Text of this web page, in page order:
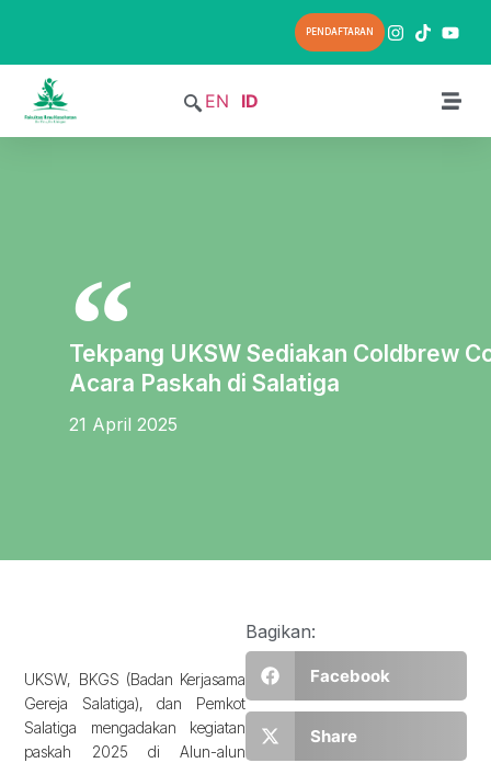
PENDAFTARAN
EN ID
Tekpang UKSW Sediakan Coldbrew
Acara Paskah di Salatiga
21 April 2025
UKSW, BKGS (Badan Kerjasama
Gereja Salatiga), dan Pemkot
Salatiga mengadakan kegiatan
paskah 2025 di Alun-alun
Bagikan:
Facebook
Share